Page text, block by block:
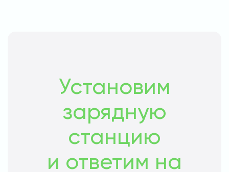
Установим
зарядную
станцию
и ответим на